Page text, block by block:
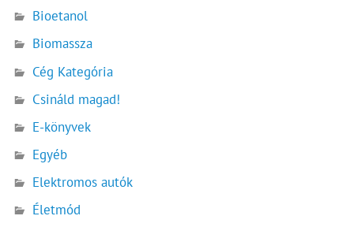
Bioetanol
Biomassza
Cég Kategória
Csináld magad!
E-könyvek
Egyéb
Elektromos autók
Életmód